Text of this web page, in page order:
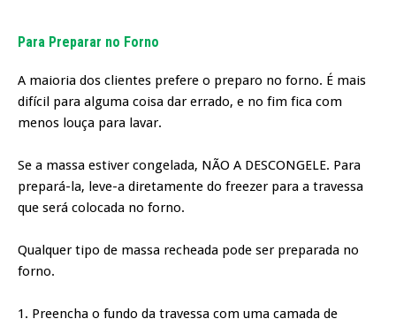
Para Preparar no Forno
A maioria dos clientes prefere o preparo no forno. É mais
difícil para alguma coisa dar errado, e no fim fica com
menos louça para lavar.
Se a massa estiver congelada, NÃO A DESCONGELE. Para
prepará-la, leve-a diretamente do freezer para a travessa
que será colocada no forno.
Qualquer tipo de massa recheada pode ser preparada no
forno.
1. Preencha o fundo da travessa com uma camada de